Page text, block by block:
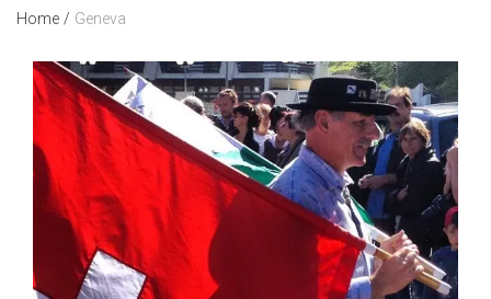
Home / Geneva